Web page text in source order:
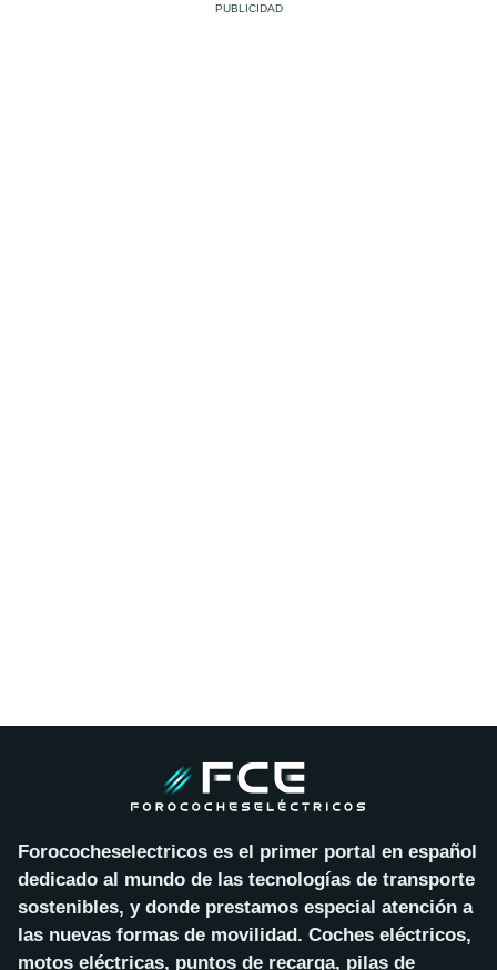
Forococheselectricos es el primer portal en español
dedicado al mundo de las tecnologías de transporte
sostenibles, y donde prestamos especial atención a
las nuevas formas de movilidad. Coches eléctricos,
motos eléctricas, puntos de recarga, pilas de